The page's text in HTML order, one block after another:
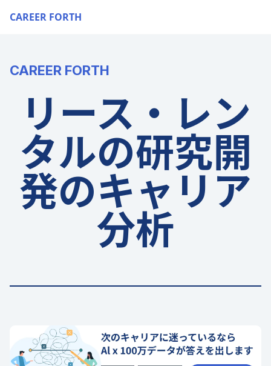
CAREER FORTH
CAREER FORTH
リース・レン
タルの研究開
発のキャリア
分析